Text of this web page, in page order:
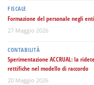
FISCALE
Formazione del personale negli
27 Maggio 2026
CONTABILITÀ
Sperimentazione ACCRUAL: la
rettifiche nel modello di raccordo
20 Maggio 2026